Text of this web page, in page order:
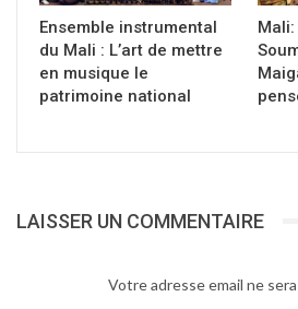
Ce matin les populations
révoltées par l’acte du
s’en sont pris aux premiers
toute la circulation au niveau
Ensemble instrumental
du Mali : L’art de mettre
en musique le
patrimoine national
Mali:
LAISSER UN COMMENTAIRE
Votre adresse email ne